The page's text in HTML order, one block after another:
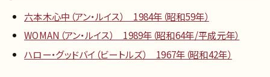
六本木心中（アン・ルイス） 1984年（昭和59年）
WOMAN（アン・ルイス） 1989年（昭和64年/平成元年）
ハロー・グッドバイ（ビートルズ） 1967年（昭和42年）